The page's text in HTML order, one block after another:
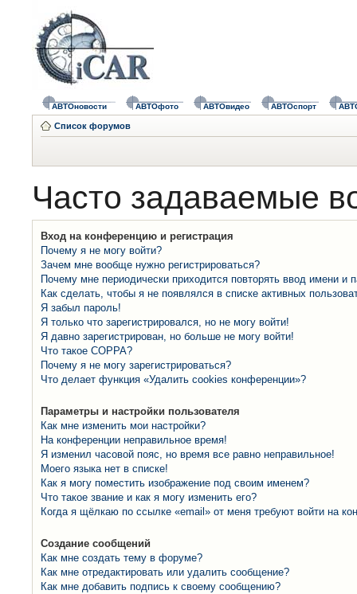
АВТОновости АВТОфото АВТОвидео АВТОспорт
Список форумов
Часто задаваемые
Вход на конференцию и регистрация
Почему я не могу войти?
Зачем мне вообще нужно регистрироваться?
Почему мне периодически приходится повторять ввод имени и
Как сделать, чтобы я не появлялся в списке активных
Я забыл пароль!
Я только что зарегистрировался, но не могу войти!
Я давно зарегистрирован, но больше не могу войти!
Что такое COPPA?
Почему я не могу зарегистрироваться?
Что делает функция «Удалить cookies конференции»?
Параметры и настройки пользователя
Как мне изменить мои настройки?
На конференции неправильное время!
Я изменил часовой пояс, но время все равно неправильное!
Моего языка нет в списке!
Как я могу поместить изображение под своим именем?
Что такое звание и как я могу изменить его?
Когда я щёлкаю по ссылке «email» от меня требуют войти на
Создание сообщений
Как мне создать тему в форуме?
Как мне отредактировать или удалить сообщение?
Как мне добавить подпись к своему сообщению?